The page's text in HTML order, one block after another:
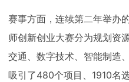
赛事方面，连续第二年举办
师创新创业大赛分为规划资
交通、数字技术、智能制造
吸引了480个项目、1910名